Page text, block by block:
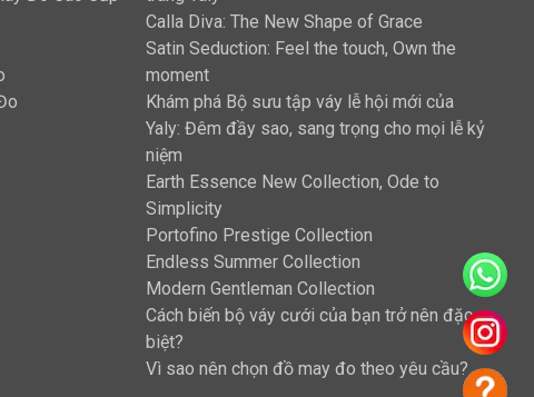
Calla Diva: The New Shape of Grace
Satin Seduction: Feel the touch, Own the
moment
Khám phá Bộ sưu tập váy lễ hội mới của
Yaly: Đêm đầy sao, sang trọng cho mọi lễ kỷ
niệm
Earth Essence New Collection, Ode to
Simplicity
Portofino Prestige Collection
Endless Summer Collection
Modern Gentleman Collection
Cách biến bộ váy cưới của bạn trở nên đặc
biệt?
Vì sao nên chọn đồ may đo theo yêu cầu?